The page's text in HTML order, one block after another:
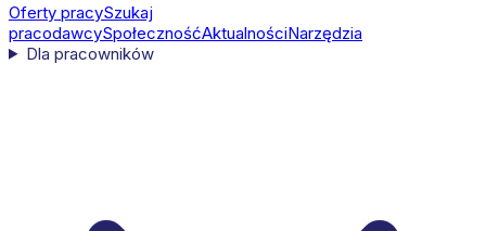
Oferty pracySzukaj
pracodawcySpołecznośćAktualnościNarzędzia
Dla pracowników